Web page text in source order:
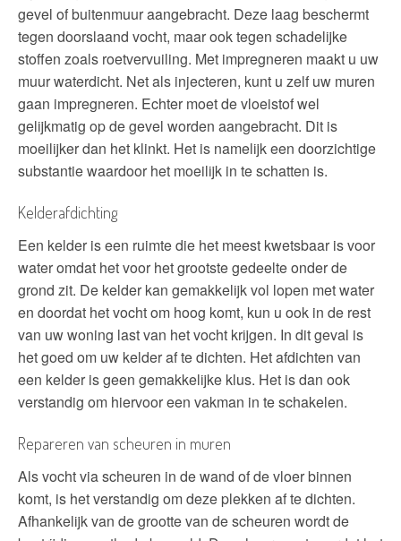
gevel of buitenmuur aangebracht. Deze laag beschermt
tegen doorslaand vocht, maar ook tegen schadelijke
stoffen zoals roetvervuiling. Met impregneren maakt u uw
muur waterdicht. Net als injecteren, kunt u zelf uw muren
gaan impregneren. Echter moet de vloeistof wel
gelijkmatig op de gevel worden aangebracht. Dit is
moeilijker dan het klinkt. Het is namelijk een doorzichtige
substantie waardoor het moeilijk in te schatten is.
Kelderafdichting
Een kelder is een ruimte die het meest kwetsbaar is voor
water omdat het voor het grootste gedeelte onder de
grond zit. De kelder kan gemakkelijk vol lopen met water
en doordat het vocht om hoog komt, kun u ook in de rest
van uw woning last van het vocht krijgen. In dit geval is
het goed om uw kelder af te dichten. Het afdichten van
een kelder is geen gemakkelijke klus. Het is dan ook
verstandig om hiervoor een vakman in te schakelen.
Repareren van scheuren in muren
Als vocht via scheuren in de wand of de vloer binnen
komt, is het verstandig om deze plekken af te dichten.
Afhankelijk van de grootte van de scheuren wordt de